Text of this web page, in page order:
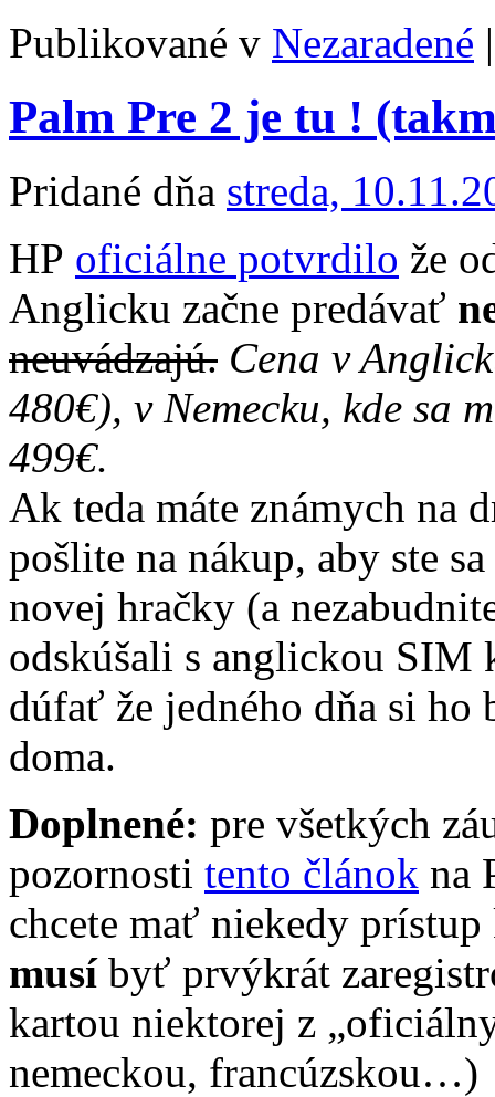
Publikované v Nezaradené |
Palm Pre 2 je tu !
Pridané dňa streda,
HP oficiálne potvrdilo že
Anglicku začne predávať
neuvádzajú. Cena v
480€), v Nemecku, kde sa
499€.
Ak teda máte známych na
pošlite na nákup, aby ste
novej hračky (a
odskúšali s anglickou SIM
dúfať že jedného dňa si
doma.
Doplnené: pre všetkých
pozornosti tento článok na
chcete mať niekedy
musíbyť prvýkrát
kartou niektorej z
nemeckou, francúzskou…)